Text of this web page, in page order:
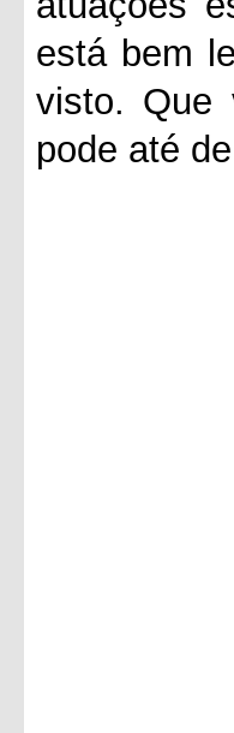
está bem
visto. Que
pode até